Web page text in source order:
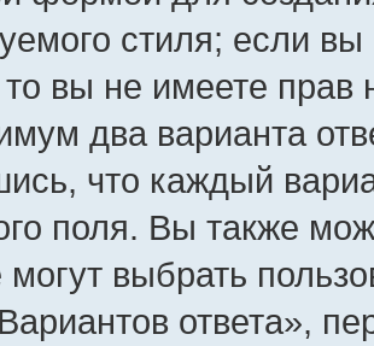
стиля; если
вы не имеете прав
два варианта
что каждый
поля. Вы также
могут выбрать
ответа»,